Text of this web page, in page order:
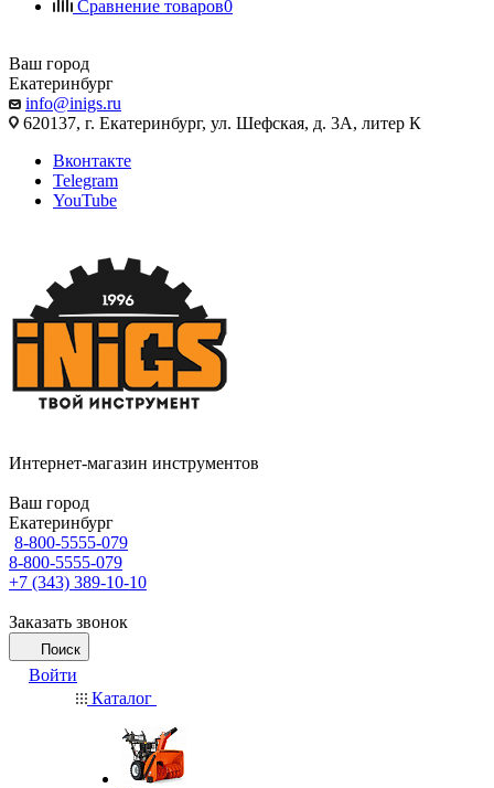
Сравнение товаров0
Ваш город
Екатеринбург
info@inigs.ru
620137, г. Екатеринбург, ул. Шефская, д. 3А, литер К
Вконтакте
Telegram
YouTube
Интернет-магазин инструментов
Ваш город
Екатеринбург
8-800-5555-079
8-800-5555-079
+7 (343) 389-10-10
Заказать звонок
Поиск
Войти
Каталог